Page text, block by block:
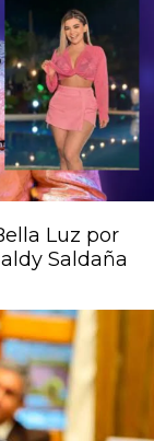
Luz por
Saldaña